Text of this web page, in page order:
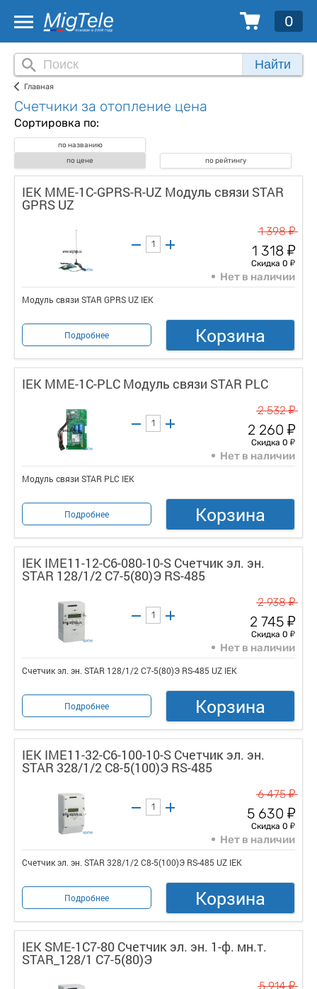
0
Найти
Главная
Счетчики за отопление цена
Сортировка по:
по названию
по цене
по рейтингу
IEK MME-1C-GPRS-R-UZ Модуль связи STAR
GPRS UZ
1 398у
1 318 у
Скидка 0 у
Нет в наличии
Модуль связи STAR GPRS UZ IEK
Подробнее Корзина
IEK MME-1C-PLC Модуль связи STAR PLC
2 532у
2 260 у
Скидка 0 у
Нет в наличии
Модуль связи STAR PLC IEK
Подробнее Корзина
IEK IME11-12-C6-080-10-S Счетчик эл. эн.
STAR 128/1/2 С7-5(80)Э RS-485
2 938у
2 745 у
Скидка 0 у
Нет в наличии
Счетчик эл. эн. STAR 128/1/2 С7-5(80)Э RS-485 UZ IEK
Подробнее Корзина
IEK IME11-32-C6-100-10-S Счетчик эл. эн.
STAR 328/1/2 С8-5(100)Э RS-485
6 475у
5 630 у
Скидка 0 у
Нет в наличии
Счетчик эл. эн. STAR 328/1/2 С8-5(100)Э RS-485 UZ IEK
Подробнее Корзина
IEK SME-1C7-80 Счетчик эл. эн. 1-ф. мн.т.
STAR_128/1 С7-5(80)Э
5 914у